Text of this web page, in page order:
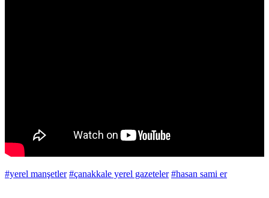
#yerel manşetler #çanakkale yerel gazeteler #hasan sami er